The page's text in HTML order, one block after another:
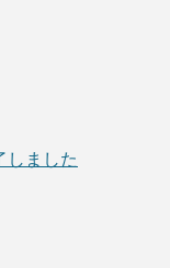
しました